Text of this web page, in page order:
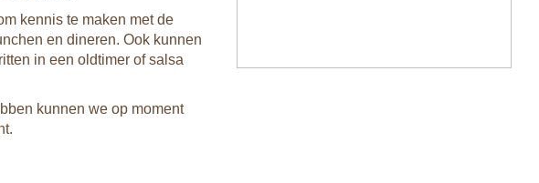
kennis te maken met de
en dineren. Ook kunnen
in een oldtimer of salsa
kunnen we op moment